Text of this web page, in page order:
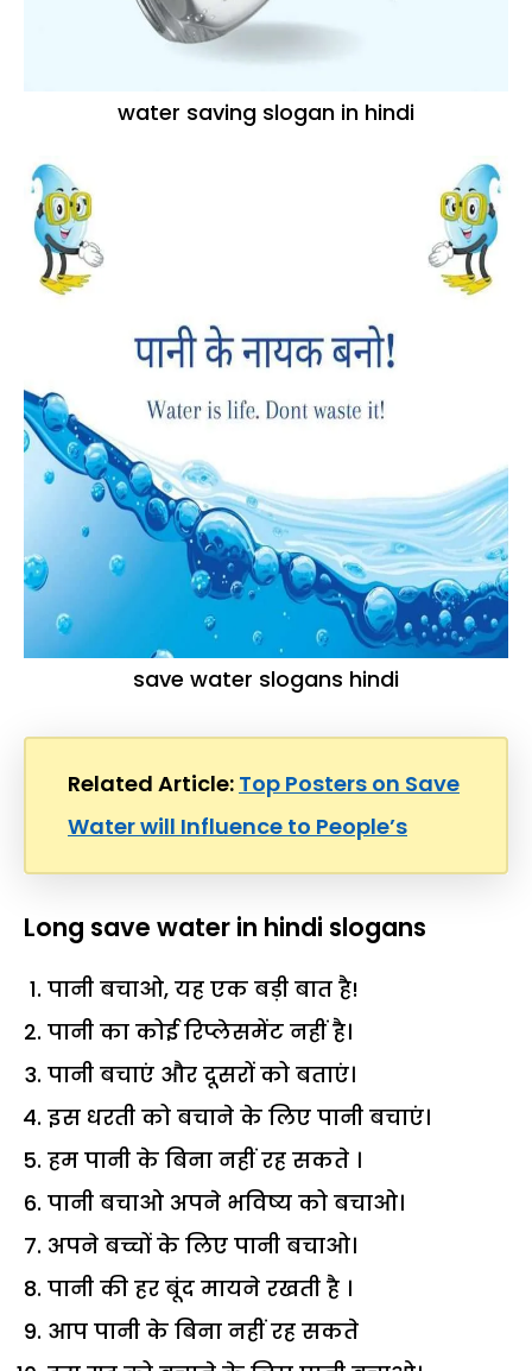
water saving slogan in hindi
save water slogans hindi
Related Article: Top Posters on Save
Water will Influence to People’s
Long save water in hindi slogans
पानी बचाओ, यह एक बड़ी बात है!
पानी का कोई रिप्लेसमेंट नहीं है।
पानी बचाएं और दूसरों को बताएं।
इस धरती को बचाने के लिए पानी बचाएं।
हम पानी के बिना नहीं रह सकते ।
पानी बचाओ अपने भविष्य को बचाओ।
अपने बच्चों के लिए पानी बचाओ।
पानी की हर बूंद मायने रखती है ।
आप पानी के बिना नहीं रह सकते